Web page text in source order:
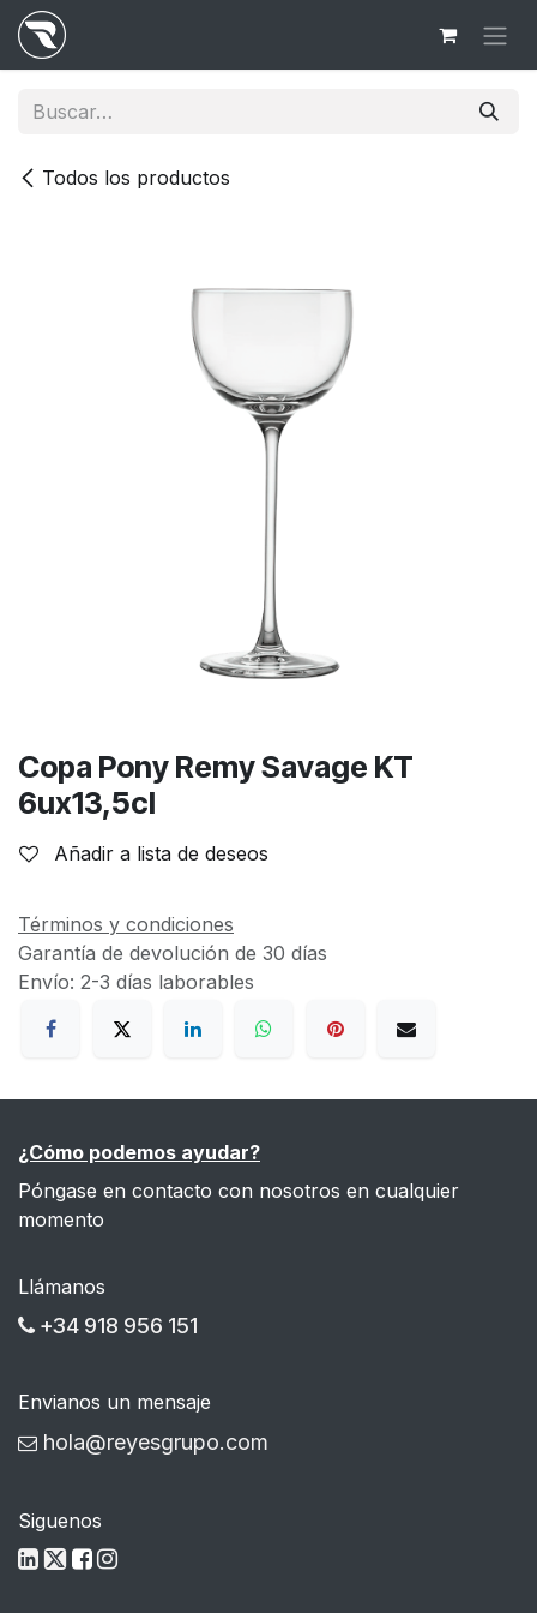
Ir al contenido
Todos los productos
Copa Pony Remy Savage KT
6ux13,5cl
Añadir a lista de deseos
Términos y condiciones
Garantía de devolución de 30 días
Envío: 2-3 días laborables
¿Cómo podemos ayudar?
Póngase en contacto con nosotros en cualquier
momento
Llámanos
+34 918 956 151
Envianos un mensaje
hola@reyesgrupo.com
Siguenos